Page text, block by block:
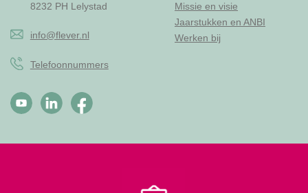
8232 PH Lelystad
info@flever.nl
Telefoonnummers
Missie en visie
Jaarstukken en ANBI
Werken bij